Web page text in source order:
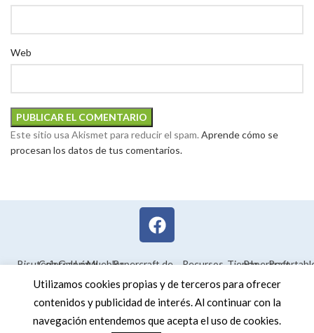
Web
Este sitio usa Akismet para reducir el spam. Aprende cómo se
procesan los datos de tus comentarios.
BisuteríaColorear
Galería
LegalMueblesPapercraft de
Maquetas en
Recursos
educativos
TiendaPapercraft
Utilizamos cookies propias y de terceros para ofrecer
contenidos y publicidad de interés. Al continuar con la
navegación entendemos que acepta el uso de cookies.